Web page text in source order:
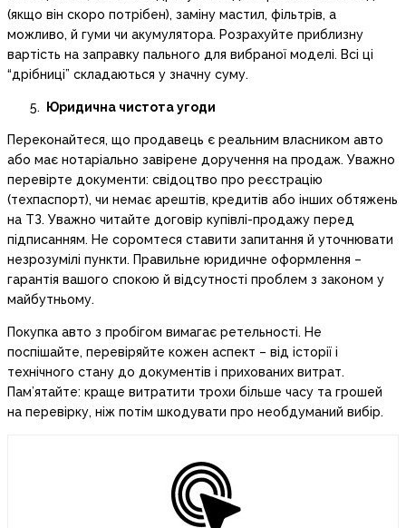
(якщо він скоро потрібен), заміну мастил, фільтрів, а
можливо, й гуми чи акумулятора. Розрахуйте приблизну
вартість на заправку пального для вибраної моделі. Всі ці
“дрібниці” складаються у значну суму.
Юридична чистота угоди
Переконайтеся, що продавець є реальним власником авто
або має нотаріально завірене доручення на продаж. Уважно
перевірте документи: свідоцтво про реєстрацію
(техпаспорт), чи немає арештів, кредитів або інших обтяжень
на ТЗ. Уважно читайте договір купівлі-продажу перед
підписанням. Не соромтеся ставити запитання й уточнювати
незрозумілі пункти. Правильне юридичне оформлення –
гарантія вашого спокою й відсутності проблем з законом у
майбутньому.
Покупка авто з пробігом вимагає ретельності. Не
поспішайте, перевіряйте кожен аспект – від історії і
технічного стану до документів і прихованих витрат.
Пам’ятайте: краще витратити трохи більше часу та грошей
на перевірку, ніж потім шкодувати про необдуманий вибір.